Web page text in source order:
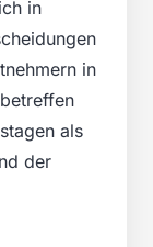
in
in
als
der